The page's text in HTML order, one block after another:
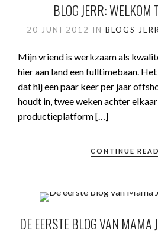
BLOG JERR: WELKOM
20 JUNI 2012 IN BLOGS
Mijn vriend is werkzaam als
hier aan land een fulltimebaan.
dat hij een paar keer per jaar
houdt in, twee weken achter
productieplatform […]
CONTINUE
DE EERSTE BLOG VAN